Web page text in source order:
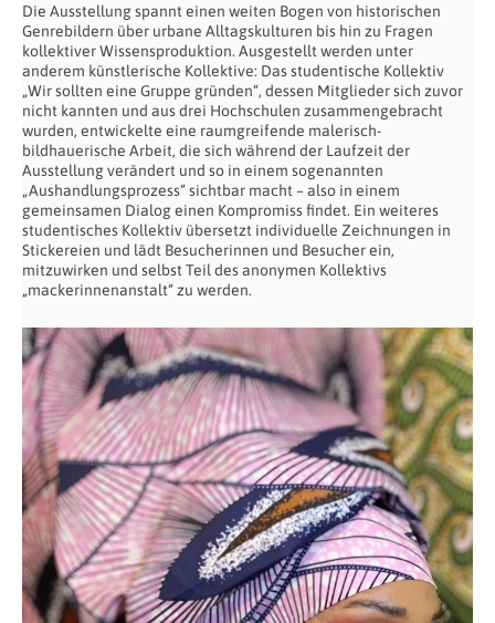
Die Ausstellung spannt einen weiten Bogen von historischen
Genrebildern über urbane Alltagskulturen bis hin zu Fragen
kollektiver Wissensproduktion. Ausgestellt werden unter
anderem künstlerische Kollektive: Das studentische Kollektiv
„Wir sollten eine Gruppe gründen“, dessen Mitglieder sich zuvor
nicht kannten und aus drei Hochschulen zusammengebracht
wurden, entwickelte eine raumgreifende malerisch-
bildhauerische Arbeit, die sich während der Laufzeit der
Ausstellung verändert und so in einem sogenannten
„Aushandlungsprozess“ sichtbar macht – also in einem
gemeinsamen Dialog einen Kompromiss findet. Ein weiteres
studentisches Kollektiv übersetzt individuelle Zeichnungen in
Stickereien und lädt Besucherinnen und Besucher ein,
mitzuwirken und selbst Teil des anonymen Kollektivs
„mackerinnenanstalt“ zu werden.